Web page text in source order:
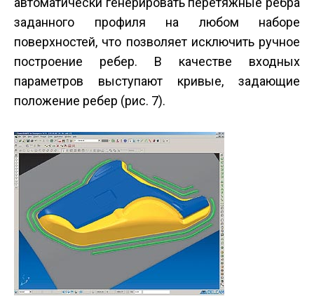
заданного профиля на любом наборе
поверхностей, что позволяет исключить ручное
построение ребер. В качестве входных
параметров выступают кривые, задающие
положение ребер (рис. 7).